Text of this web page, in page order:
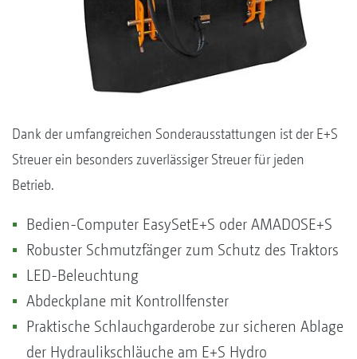
Dank der umfangreichen Sonderausstattungen ist der E+S
Streuer ein besonders zuverlässiger Streuer für jeden
Betrieb.
Bedien-Computer EasySetE+S oder AMADOSE+S
Robuster Schmutzfänger zum Schutz des Traktors
LED-Beleuchtung
Abdeckplane mit Kontrollfenster
Praktische Schlauchgarderobe zur sicheren Ablage
der Hydraulikschläuche am E+S Hydro